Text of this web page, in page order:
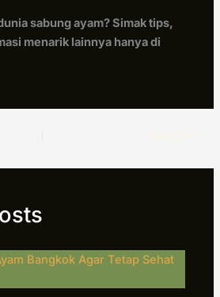
sabung ayam? Simak tips,
menarik lainnya hanya di